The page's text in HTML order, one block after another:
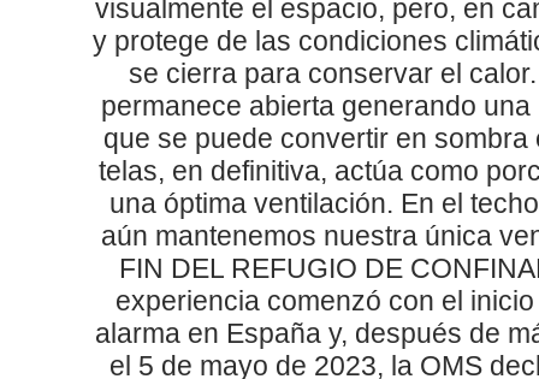
visualmente el espacio, pero, en
y protege de las condiciones
se cierra para conservar el
permanece abierta generando
que se puede convertir en sombra
telas, en definitiva, actúa como
una óptima ventilación. En el
aún mantenemos nuestra única
FIN DEL REFUGIO DE
experiencia comenzó con el
alarma en España y, después de
el 5 de mayo de 2023, la OMS